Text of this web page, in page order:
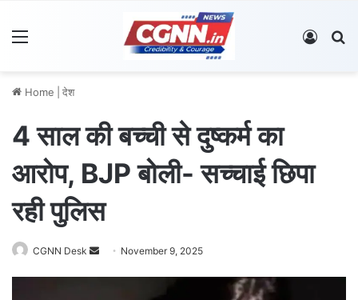
Log In
Home देश
4 साल की बच्ची से दुष्कर्म का
आरोप, BJP बोली- सच्चाई छिपा
रही पुलिस
CGNN Desk November 9, 2025